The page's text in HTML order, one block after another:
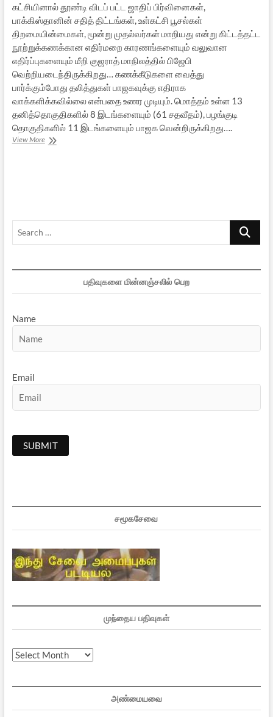
கட்சியினால் தூண்டி விடப் பட்ட ஜாதிப் பிர்வினைகள்,
பாக்கிஸ்தானின் சதித் திட்டங்கள், உள்கட்சி பூசல்கள்
திறமையின்மைகள், மூன்று முதல்வர்கள் மாறியது என்று கிட்டத்தட்ட
நூற்றுக்கணக்கான எதிர்மறை காரணங்களையும் வலுவான
எதிர்ப்புகளையும் மீறி குஜராத் மாநிலத்தில் பிஜேபி
வெற்றியடைந்திருக்கிறது… கணக்கீடுகளை வைத்து
பார்க்கும்போது தலித்துகள் பாஜகவுக்கு எதிராக
வாக்களிக்கவில்லை என்பதை உணர முடியும். மொத்தம் உள்ள 13
தனித்தொகுதிகளில் 8 இடங்களையும் (61 சதவீதம்), பழங்குடி
தொகுதிகளில் 11 இடங்களையும் பாஜக வென்றிருக்கிறது….
View Moreகுஜராத்
Search
பதிவுகளை மின்னஞ்சலில் பெற
Name
Email
சமூகசேவை
முந்தைய பதிவுகள்
முந்தைய
அண்மையவை